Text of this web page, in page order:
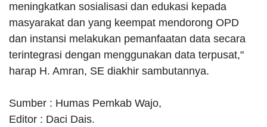
meningkatkan sosialisasi dan edukasi kepada
masyarakat dan yang keempat mendorong OPD
dan instansi melakukan pemanfaatan data secara
terintegrasi dengan menggunakan data terpusat,"
harap H. Amran, SE diakhir sambutannya.
Sumber : Humas Pemkab Wajo,
Editor : Daci Dais.